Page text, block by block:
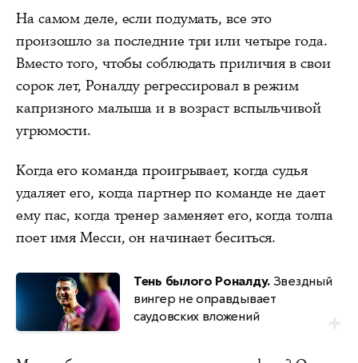
На самом деле, если подумать, все это
произошло за последние три или четыре года.
Вместо того, чтобы соблюдать приличия в свои
сорок лет, Роналду регрессировал в режим
капризного малыша и в возраст вспыльчивой
угрюмости.
Когда его команда проигрывает, когда судья
удаляет его, когда партнер по команде не дает
ему пас, когда тренер заменяет его, когда толпа
поет имя Месси, он начинает беситься.
Тень былого Роналду.Звездный
вингер не оправдывает
саудовских вложений